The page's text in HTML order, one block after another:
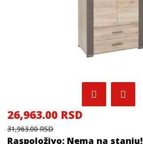
26,963.00 RSD
31,963.00 RSD
Raspoloživo: Nema na stanju!